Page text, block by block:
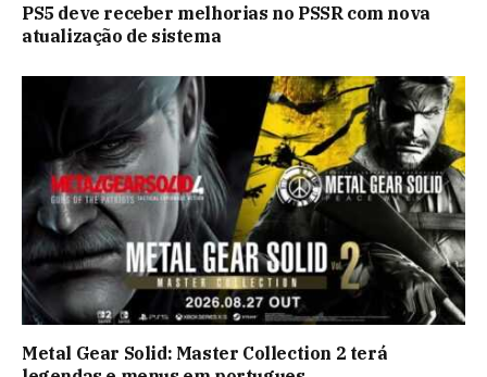
PS5 deve receber melhorias no PSSR com nova
atualização de sistema
Metal Gear Solid: Master Collection 2 terá